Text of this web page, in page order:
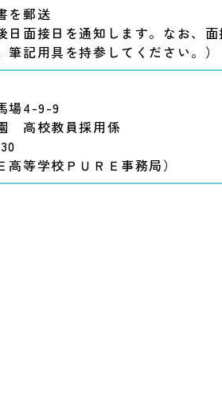
を郵送
日面接日を通知します。なお、
記用具を持参してください。）
場4-9-9
園高校教員採用係
高等学校ＰＵＲＥ事務局）